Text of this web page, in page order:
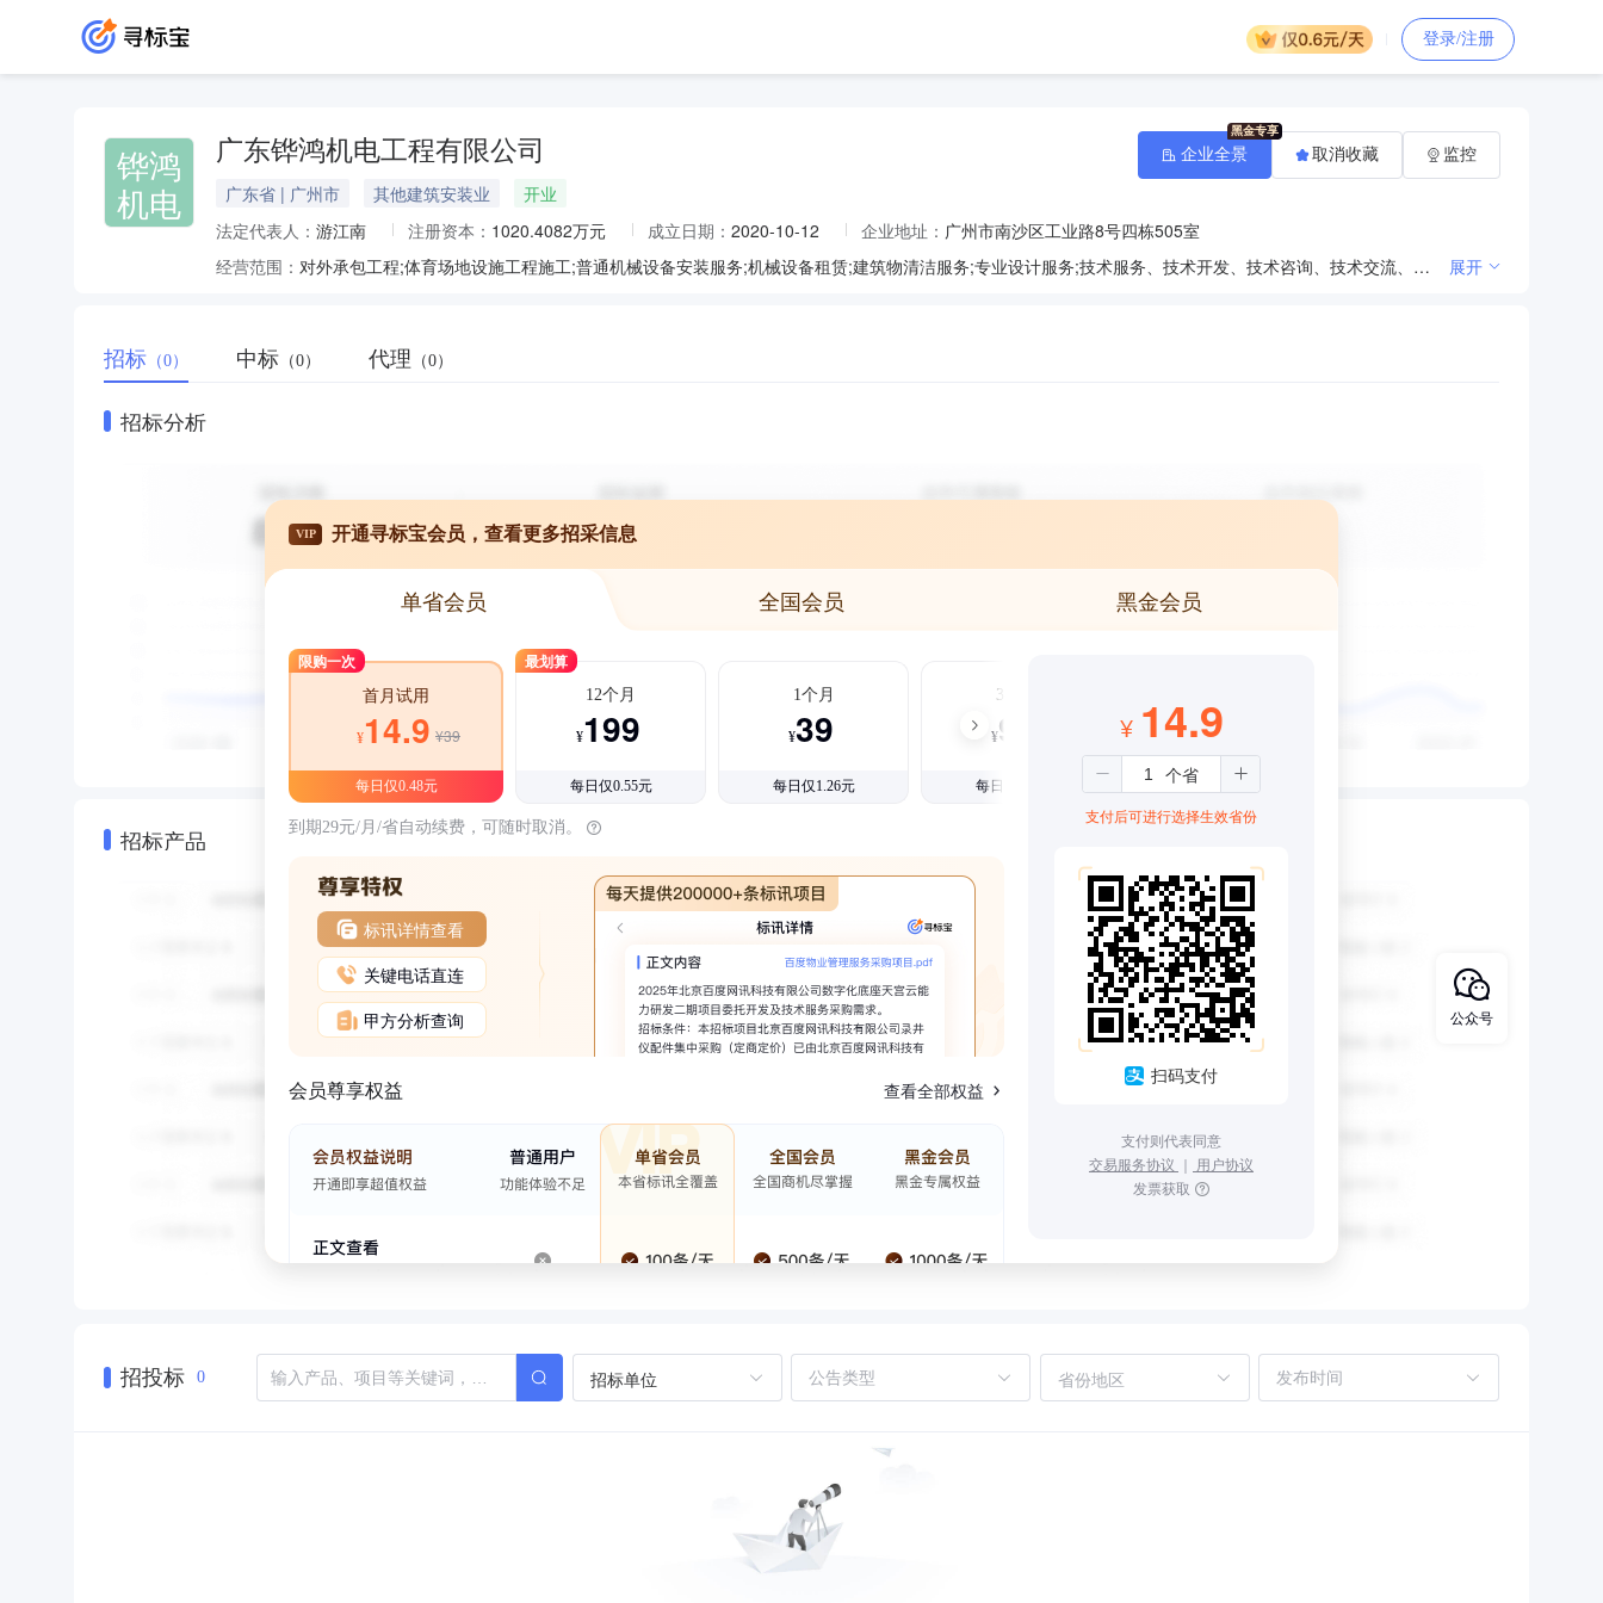
登录/注册
铧鸿
机电
广东铧鸿机电工程有限公司
广东省 | 广州市 其他建筑安装业
开业
法定代表人： 游江南 注册资本： 1020.4082万元 成立日期： 2020-10-12 企业地址： 广州市南沙区工业路8号四栋505室
经营范围：
对外承包工程;体育场地设施工程施工;普通机械设备安装服务;机械设备租赁;建筑物清洁服务;专业设计服务;技术服务、技术开发、技术咨询、技术交流、技术转让、技术推广;劳务服务（不含劳务派遣）;机械设备销售;电子产品销售;建筑材料销售;新型金属功能材料销售;建筑用金属配件销售;建筑工程用机械销售;矿山机械销售;消防器材销售;铁路运输设备销售;水泥制品销售;建筑防水卷材产品销售;厨具卫具及日用杂品批发;日用化学产品销售;安防设备销售;电工仪器仪表销售;智能家庭消费设备销售;紧固件销售;楼梯销售;电工器材销售;电线、电缆经营;发电机及发电机组销售;高铁设备、配件销售;砼结构构件销售;供应用仪器仪表销售;配电开关控制设备销售;灯具销售;金属结构销售;劳动保护用品销售;气体、液体分离及纯净设备销售;阀门和旋塞销售;家居用品销售;光伏设备及元器件销售;林业产品销售;建筑陶瓷制品销售;卫生陶瓷制品销售;门窗销售;金属门窗工程施工;运输设备租赁服务;建筑工程机械与设备租赁;通用设备修理;货物进出口;技术进出口;充电桩销售;特种设备安装改造修理;燃气燃烧器具安装、维修;建设工程设计;电力设施承装、承修、承试;建筑智能化工程施工;房屋建筑和市政基础设施项目工程总承包;建筑物拆除作业（爆破作业除外）;建筑劳务分包;消防设施工程施工 展开
企业全景 取消收藏 监控
招标 （0） 中标 （0） 代理 （0）
招标分析
招标产品
VIP 开通寻标宝会员，查看更多招采信息
单省会员 全国会员 黑金会员
限购一次
首月试用
¥14.9 ¥39
每日仅0.48元
最划算
12个月
¥199
每日仅0.55元
1个月
¥39
每日仅1.26元
3个月
¥99
每日仅1.08元
到期29元/月/省自动续费，可随时取消。
标讯详情查看
关键电话直连
甲方分析查询
会员尊享权益 查看全部权益
¥ 14.9
支付后可进行选择生效省份
扫码支付
支付则代表同意
交易服务协议 ｜ 用户协议
发票获取
招投标 0 招标单位 省份地区
公众号